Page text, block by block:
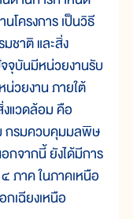
โครงการ เป็นวิธี
ชาติ และสิ่ง
จุบันมีหน่วยงานรับ
วยงาน ภายใต้
งแวดล้อม คือ
กรมควบคุมมลพิษ
กจากนี้ ยังได้มีการ
ภาค ในภาคเหนือ
เฉียงเหนือ